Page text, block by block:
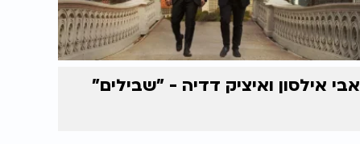
אבי אילסון ואיציק דדיה - "שבילים"